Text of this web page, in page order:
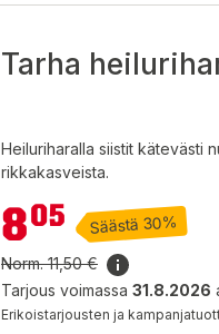
Tarha
Heiluriharalla siistit kätevästi
rikkakasveista.
8,05 €
805 Säästä 30%
Norm.11,50 €
Tarjous voimassa 31.8.2026
Erikoistarjousten ja